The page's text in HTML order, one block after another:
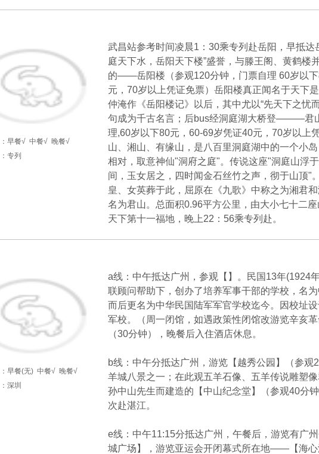
早餐√ 中餐√ 晚餐√
专列
武昌站参考时间凌晨1：30乘专列赴岳阳，早抵达
庭天下水，岳阳天下楼”盛誉，与滕王阁、黄鹤楼
的——岳阳楼（参观120分钟，门票自理 60岁以
元，70岁以上凭证免票）岳阳楼真正闻名于天下
仲淹作《岳阳楼记》以后，其中尤以“先天下之忧
句成为千古名言；后bus经洞庭湖大桥登———君
理,60岁以下80元，60-69岁凭证40元，70岁以上
山、湘山、有缘山，是八百里洞庭湖中的一个小
相对，取意神仙"洞府之庭"。传说这座"洞庭山浮
间，玉女居之，四时闻金石丝竹之声，彻于山顶"
皇、女英葬于此，屈原在《九歌》中称之为湘君
名为君山。总面积0.96平方公里，由大小七十二
天下第十一福地，晚上22：56乘专列赴。
早餐(无) 中餐√ 晚餐√
深圳
a线：中午抵达广州，参观【】。民国13年(1924
联顾问帮助下，创办了培养军事干部的学校，名
而后更名为中华民国陆军军官学校迄今。因校址
军校。（周一闭馆，如遇政策性闭馆改游览辛亥革
（30分钟），晚餐后入住酒店休息。
b线：中午分抵达广州，游览【越秀公园】（参观
羊城八景之一；在此观五羊石像、五羊传说雕塑
孙中山先生而建造的【中山纪念堂】（参观40分
次赴湛江。
e线：中午11:15分抵达广州，午餐后，游览有广
城广场】，游览亚运会开闭幕式所在地——【海心